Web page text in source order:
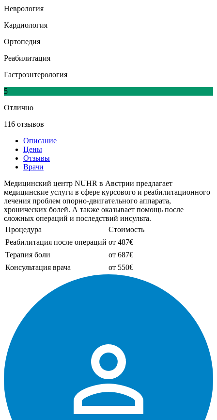
Неврология
Кардиология
Ортопедия
Реабилитация
Гастроэнтерология
5
Отлично
116 отзывов
Описание
Цены
Отзывы
Врачи
Медицинский центр NUHR в Австрии предлагает
медицинские услуги в сфере курсового и реабилитационного
лечения проблем опорно-двигательного аппарата,
хронических болей. А также оказывает помощь после
сложных операций и последствий инсульта.
Процедура
Стоимость
Реабилитация после операций от 487€
Терапия боли
от 687€
Консультация врача
от 550€